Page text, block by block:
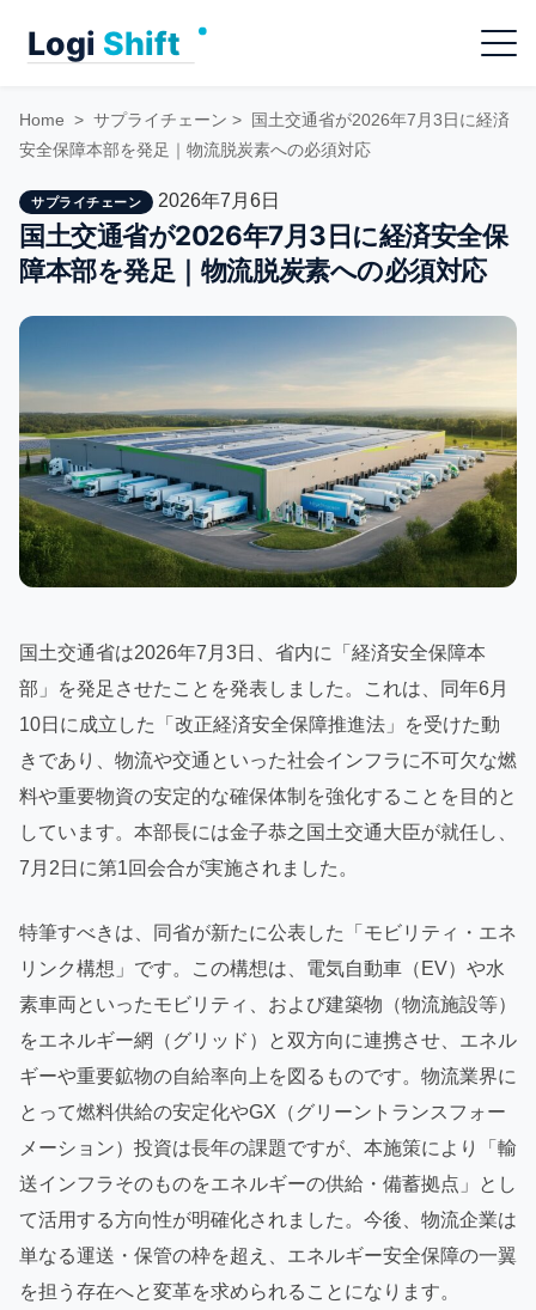
Menu
Home > サプライチェーン >
国土交通省が2026年7月3日に経済
安全保障本部を発足｜物流脱炭素への必須対応
サプライチェーン 2026年7月6日
国土交通省が2026年7月3日に経済安全保
障本部を発足｜物流脱炭素への必須対応
国土交通省は2026年7月3日、省内に「経済安全保障本
部」を発足させたことを発表しました。これは、同年6月
10日に成立した「改正経済安全保障推進法」を受けた動
きであり、物流や交通といった社会インフラに不可欠な燃
料や重要物資の安定的な確保体制を強化することを目的と
しています。本部長には金子恭之国土交通大臣が就任し、
7月2日に第1回会合が実施されました。
特筆すべきは、同省が新たに公表した「モビリティ・エネ
リンク構想」です。この構想は、電気自動車（EV）や水
素車両といったモビリティ、および建築物（物流施設等）
をエネルギー網（グリッド）と双方向に連携させ、エネル
ギーや重要鉱物の自給率向上を図るものです。物流業界に
とって燃料供給の安定化やGX（グリーントランスフォー
メーション）投資は長年の課題ですが、本施策により「輸
送インフラそのものをエネルギーの供給・備蓄拠点」とし
て活用する方向性が明確化されました。今後、物流企業は
単なる運送・保管の枠を超え、エネルギー安全保障の一翼
を担う存在へと変革を求められることになります。